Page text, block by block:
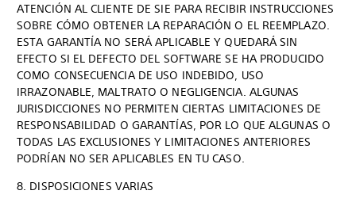
ATENCIÓN AL CLIENTE DE SIE PARA RECIBIR INSTRUCCIONES
SOBRE CÓMO OBTENER LA REPARACIÓN O EL REEMPLAZO.
ESTA GARANTÍA NO SERÁ APLICABLE Y QUEDARÁ SIN
EFECTO SI EL DEFECTO DEL SOFTWARE SE HA PRODUCIDO
COMO CONSECUENCIA DE USO INDEBIDO, USO
IRRAZONABLE, MALTRATO O NEGLIGENCIA. ALGUNAS
JURISDICCIONES NO PERMITEN CIERTAS LIMITACIONES DE
RESPONSABILIDAD O GARANTÍAS, POR LO QUE ALGUNAS O
TODAS LAS EXCLUSIONES Y LIMITACIONES ANTERIORES
PODRÍAN NO SER APLICABLES EN TU CASO.
8. DISPOSICIONES VARIAS